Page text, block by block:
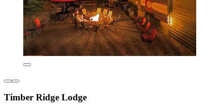
Timber Ridge Lodge